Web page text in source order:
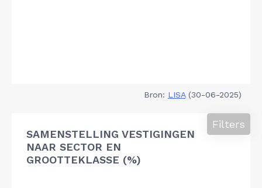
Bron: LISA(30-06-2025)
SAMENSTELLING VESTIGINGEN
NAAR SECTOR EN
GROOTTEKLASSE (%)
Filters